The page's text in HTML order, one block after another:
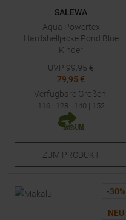
SALEWA
Aqua Powertex
Hardshelljacke Pond Blue
Kinder
UVP 99,95 €
79,95 €
Verfügbare Größen:
116 | 128 | 140 | 152
ZUM PRODUKT
-30%
NEU